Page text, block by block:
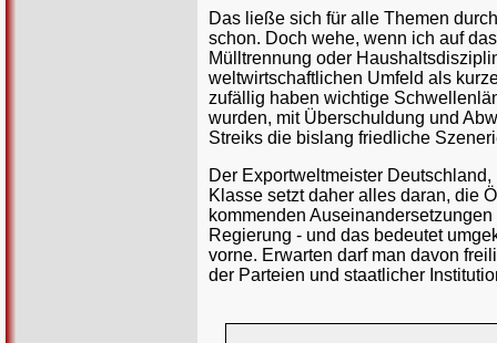
Das ließe sich für alle Themen
schon. Doch wehe, wenn ich auf
Mülltrennung oder
weltwirtschaftlichen Umfeld als
zufällig haben wichtige
wurden, mit Überschuldung und
Streiks die bislang friedliche
Der Exportweltmeister
Klasse setzt daher alles daran, die
kommenden
Regierung - und das bedeutet
vorne. Erwarten darf man davon
der Parteien und staatlicher